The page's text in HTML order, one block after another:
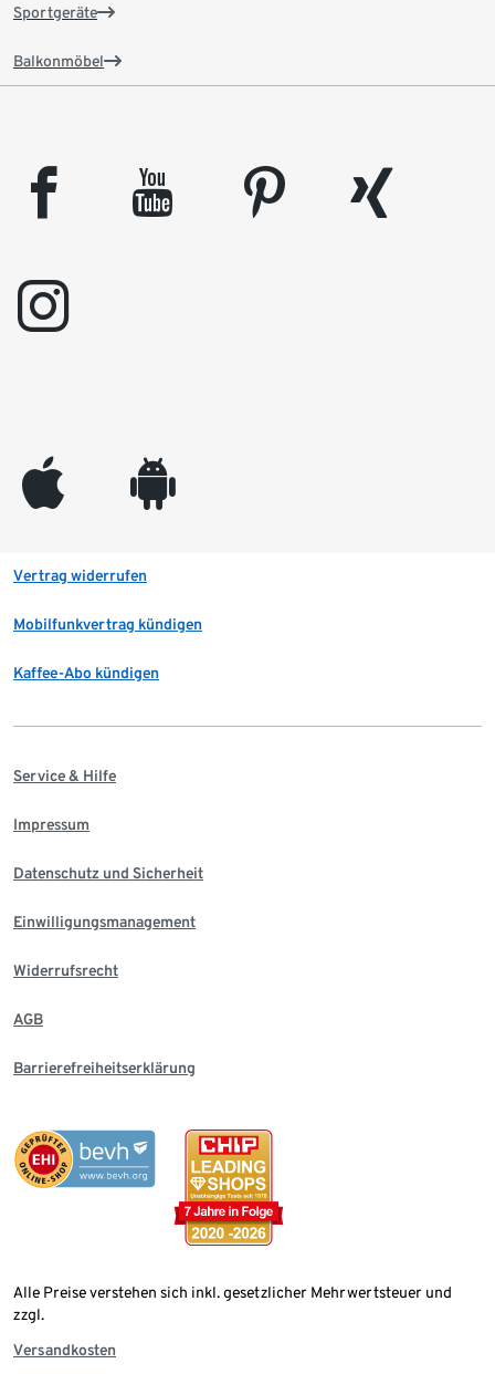
Sportgeräte
Balkonmöbel
facebook youtube pinterest
xing
instagram
appleinc android
Vertrag widerrufen
Mobilfunkvertrag kündigen
Kaffee-Abo kündigen
Service & Hilfe
Impressum
Datenschutz und Sicherheit
Einwilligungsmanagement
Widerrufsrecht
AGB
Barrierefreiheitserklärung
Alle Preise verstehen sich inkl. gesetzlicher Mehrwertsteuer und
zzgl.
Versandkosten